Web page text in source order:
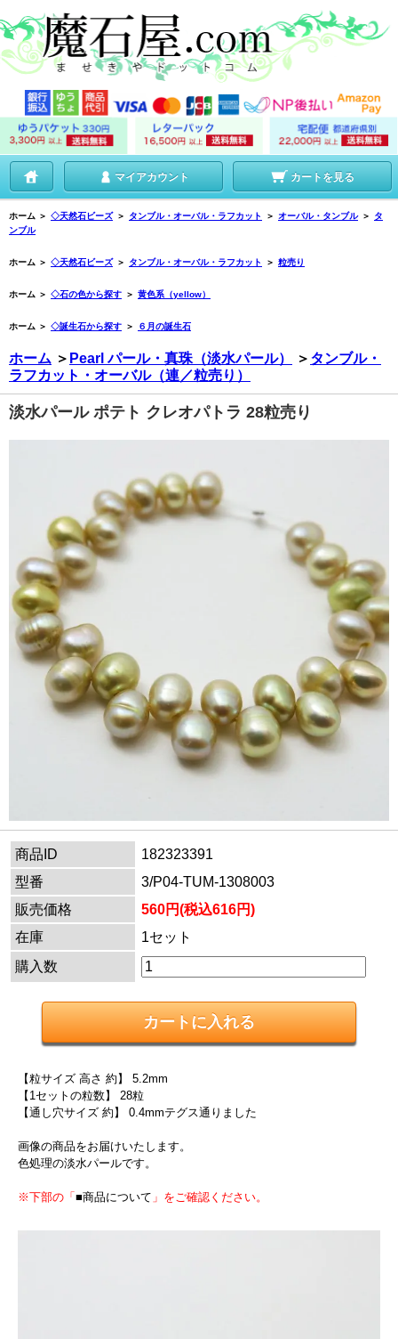
マイアカウント カートを見る
ホーム ＞ ◇天然石ビーズ ＞ タンブル・オーバル・ラフカット ＞ オーバル・タンブル ＞
タ
ンブル
ホーム ＞ ◇天然石ビーズ ＞ タンブル・オーバル・ラフカット ＞ 粒売り
ホーム ＞ ◇石の色から探す ＞ 黄色系（yellow）
ホーム ＞ ◇誕生石から探す ＞ ６月の誕生石
ホーム ＞ Pearl パール・真珠（淡水パール） ＞ タンブル・
ラフカット・オーバル（連／粒売り）
淡水パール ポテト クレオパトラ 28粒売り
商品ID
182323391
型番
3/P04-TUM-1308003
販売価格
560円(税込616円)
在庫
1セット
購入数
【粒サイズ 高さ 約】 5.2mm
【1セットの粒数】 28粒
【通し穴サイズ 約】 0.4mmテグス通りました
画像の商品をお届けいたします。
色処理の淡水パールです。
※下部の「 ■商品について 」をご確認ください。